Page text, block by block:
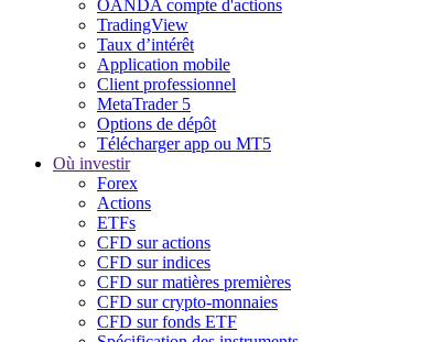
OANDA compte d'actions
TradingView
Taux d’intérêt
Application mobile
Client professionnel
MetaTrader 5
Options de dépôt
Télécharger app ou MT5
Où investir
Forex
Actions
ETFs
CFD sur actions
CFD sur indices
CFD sur matières premières
CFD sur crypto-monnaies
CFD sur fonds ETF